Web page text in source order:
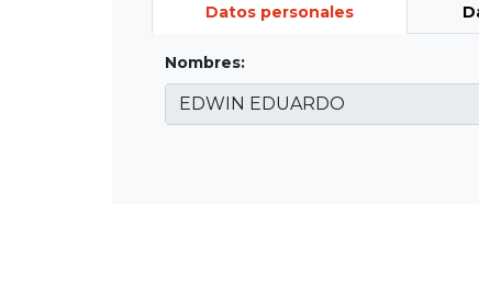
Datos personales
Nombres: